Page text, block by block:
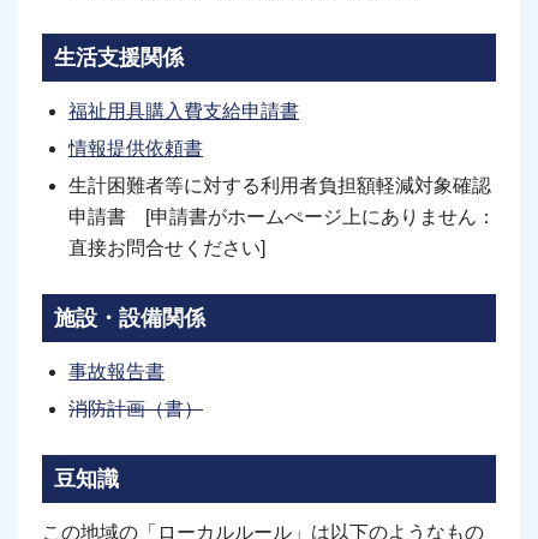
生活支援関係
福祉用具購入費支給申請書
情報提供依頼書
生計困難者等に対する利用者負担額軽減対象確認
申請書 [申請書がホームぺージ上にありません：
直接お問合せください]
施設・設備関係
事故報告書
消防計画（書）
豆知識
この地域の「ローカルルール」は以下のようなもの